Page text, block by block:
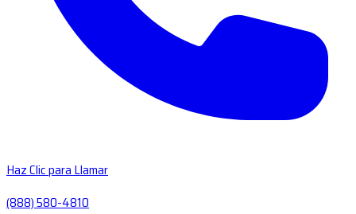
Haz Clic para Llamar
(888) 580-4810